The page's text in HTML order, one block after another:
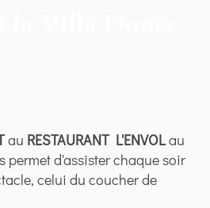
au RESTAURANT L'ENVOLau
permet d'assister chaque soir
celui du coucher de